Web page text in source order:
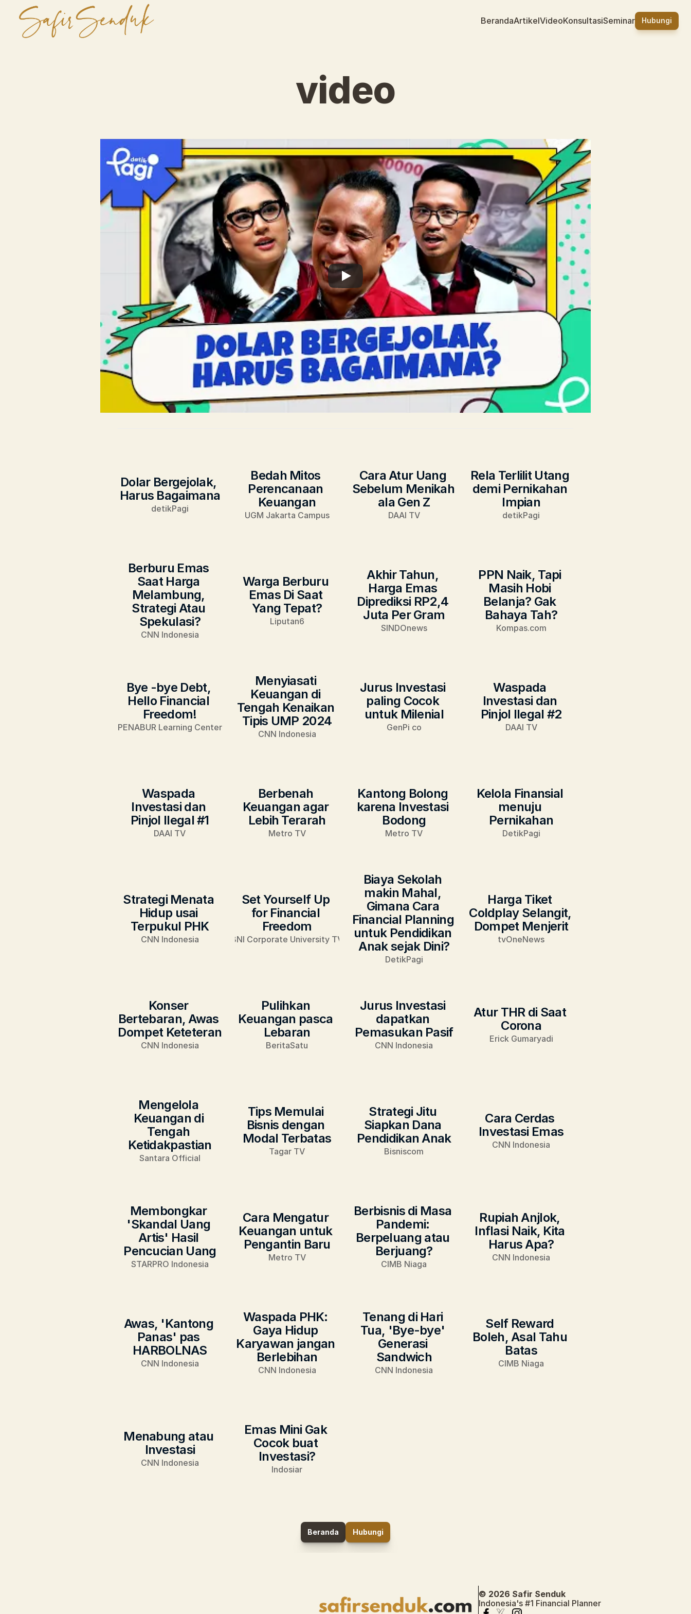
BerandaArtikelVideoKonsultasiSeminar Hubungi
video
Dolar Bergejolak,
Harus Bagaimana
detikPagi
Bedah Mitos
Perencanaan
Keuangan
UGM Jakarta Campus
Cara Atur Uang
Sebelum Menikah
ala Gen Z
DAAI TV
Rela Terlilit Utang
demi Pernikahan
Impian
detikPagi
Berburu Emas
Saat Harga
Melambung,
Strategi Atau
Spekulasi?
CNN Indonesia
Warga Berburu
Emas Di Saat
Yang Tepat?
Liputan6
Akhir Tahun,
Harga Emas
Diprediksi RP2,4
Juta Per Gram
SINDOnews
PPN Naik, Tapi
Masih Hobi
Belanja? Gak
Bahaya Tah?
Kompas.com
Bye -bye Debt,
Hello Financial
Freedom!
PENABUR Learning Center
Menyiasati
Keuangan di
Tengah Kenaikan
Tipis UMP 2024
CNN Indonesia
Jurus Investasi
paling Cocok
untuk Milenial
GenPi co
Waspada
Investasi dan
Pinjol Ilegal #2
DAAI TV
Waspada
Investasi dan
Pinjol Ilegal #1
DAAI TV
Berbenah
Keuangan agar
Lebih Terarah
Metro TV
Kantong Bolong
karena Investasi
Bodong
Metro TV
Kelola Finansial
menuju
Pernikahan
DetikPagi
Strategi Menata
Hidup usai
Terpukul PHK
CNN Indonesia
Set Yourself Up
for Financial
Freedom
BNI Corporate University TV
Biaya Sekolah
makin Mahal,
Gimana Cara
Financial Planning
untuk Pendidikan
Anak sejak Dini?
DetikPagi
Harga Tiket
Coldplay Selangit,
Dompet Menjerit
tvOneNews
Konser
Bertebaran, Awas
Dompet Keteteran
CNN Indonesia
Pulihkan
Keuangan pasca
Lebaran
BeritaSatu
Jurus Investasi
dapatkan
Pemasukan Pasif
CNN Indonesia
Atur THR di Saat
Corona
Erick Gumaryadi
Mengelola
Keuangan di
Tengah
Ketidakpastian
Santara Official
Tips Memulai
Bisnis dengan
Modal Terbatas
Tagar TV
Strategi Jitu
Siapkan Dana
Pendidikan Anak
Bisniscom
Cara Cerdas
Investasi Emas
CNN Indonesia
Membongkar
'Skandal Uang
Artis' Hasil
Pencucian Uang
STARPRO Indonesia
Cara Mengatur
Keuangan untuk
Pengantin Baru
Metro TV
Berbisnis di Masa
Pandemi:
Berpeluang atau
Berjuang?
CIMB Niaga
Rupiah Anjlok,
Inflasi Naik, Kita
Harus Apa?
CNN Indonesia
Awas, 'Kantong
Panas' pas
HARBOLNAS
CNN Indonesia
Waspada PHK:
Gaya Hidup
Karyawan jangan
Berlebihan
CNN Indonesia
Tenang di Hari
Tua, 'Bye-bye'
Generasi
Sandwich
CNN Indonesia
Self Reward
Boleh, Asal Tahu
Batas
CIMB Niaga
Menabung atau
Investasi
CNN Indonesia
Emas Mini Gak
Cocok buat
Investasi?
Indosiar
Beranda Hubungi
© 2026 Safir Senduk
Indonesia's #1 Financial Planner